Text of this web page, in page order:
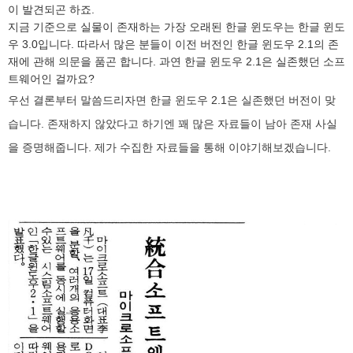
이 발견되곤 하죠.
지금 기준으로 실물이 존재하는 가장 오래된 한글 윈도우는 한글 윈도
우 3.0입니다. 따라서 많은 분들이 이전 버전인 한글 윈도우 2.1의 존
재에 관해 의문을 품곤 합니다. 과연 한글 윈도우 2.1은 실존했던 소프
트웨어인 걸까요?
우선 결론부터 말씀드리자면 한글 윈도우 2.1은 실존했던 버전이 맞
습니다. 존재하지 않았다고 하기엔 꽤 많은 자료들이 남아 존재 사실
을 증명해줍니다. 제가 수집한 자료들을 통해 이야기해보겠습니다.